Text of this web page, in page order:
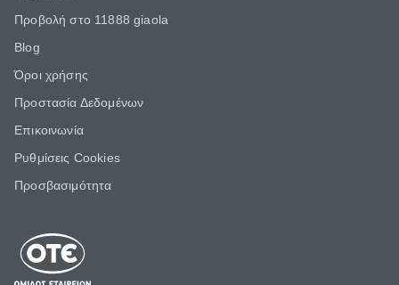
Προβολή στο 11888 giaola
Blog
Όροι χρήσης
Προστασία Δεδομένων
Επικοινωνία
Ρυθμίσεις Cookies
Προσβασιμότητα